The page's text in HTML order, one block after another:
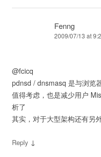
Fenng
2009/07/13 at
@fcicq
pdnsd / dnsmasq 是与浏览
值得考虑，也是减少用户
析了
其实，对于大型架构还有另
Reply ↓